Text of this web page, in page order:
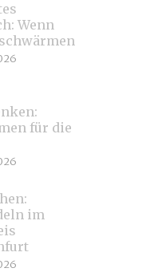
Wenn
für die
im